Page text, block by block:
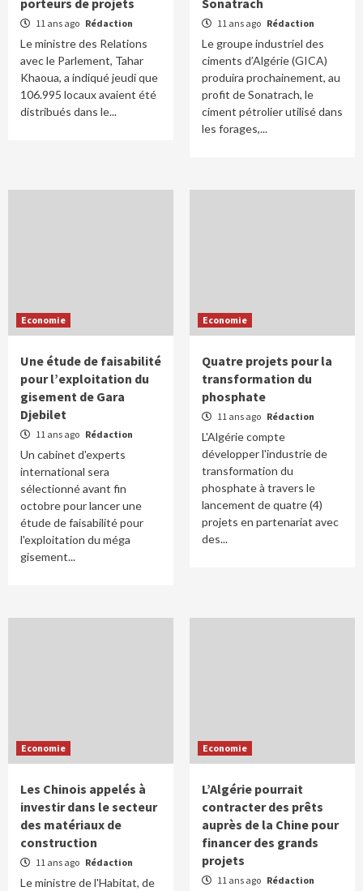
porteurs de projets
11 ans ago Rédaction
Le ministre des Relations
avec le Parlement, Tahar
Khaoua, a indiqué jeudi que
106.995 locaux avaient été
distribués dans le...
Sonatrach
11 ans ago Rédaction
Le groupe industriel des
ciments d’Algérie (GICA)
produira prochainement, au
profit de Sonatrach, le
ciment pétrolier utilisé dans
les forages,...
Economie
Une étude de faisabilité
pour l’exploitation du
gisement de Gara
Djebilet
11 ans ago Rédaction
Un cabinet d'experts
international sera
sélectionné avant fin
octobre pour lancer une
étude de faisabilité pour
l'exploitation du méga
gisement...
Economie
Quatre projets pour la
transformation du
phosphate
11 ans ago Rédaction
L'Algérie compte
développer l'industrie de
transformation du
phosphate à travers le
lancement de quatre (4)
projets en partenariat avec
des...
Economie
Les Chinois appelés à
investir dans le secteur
des matériaux de
construction
11 ans ago Rédaction
Le ministre de l'Habitat, de
Economie
L’Algérie pourrait
contracter des prêts
auprès de la Chine pour
financer des grands
projets
11 ans ago Rédaction